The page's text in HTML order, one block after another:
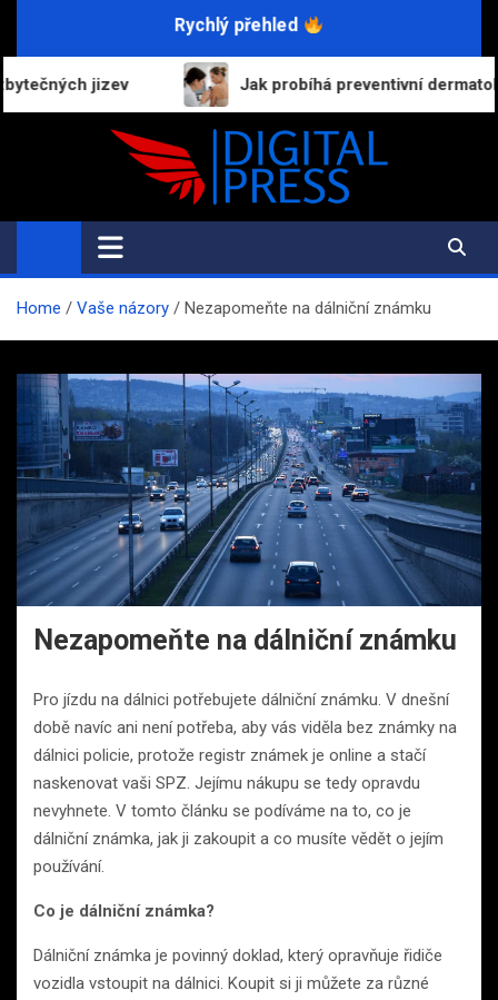
Rychlý přehled
Jak probíhá preventivní dermatologická prohlídka
Digital-Press.cz
Kvalitní informace pro každý den
Home Vaše názory Nezapomeňte na dálniční známku
Nezapomeňte na dálniční známku
Pro jízdu na dálnici potřebujete dálniční známku. V dnešní
době navíc ani není potřeba, aby vás viděla bez známky na
dálnici policie, protože registr známek je online a stačí
naskenovat vaši SPZ. Jejímu nákupu se tedy opravdu
nevyhnete. V tomto článku se podíváme na to, co je
dálniční známka, jak ji zakoupit a co musíte vědět o jejím
používání.
Co je dálniční známka?
Dálniční známka je povinný doklad, který opravňuje řidiče
vozidla vstoupit na dálnici. Koupit si ji můžete za různé